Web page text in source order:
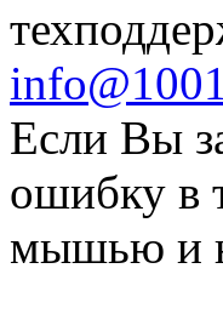
Если Вы
ошибку в
мышью и